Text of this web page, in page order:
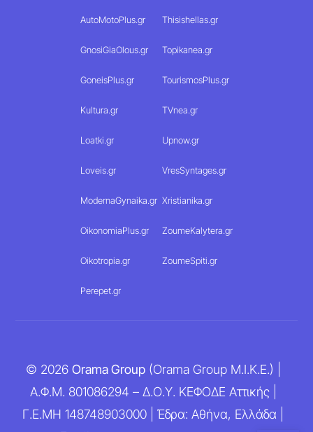
AutoMotoPlus.gr Thisishellas.gr
GnosiGiaOlous.gr Topikanea.gr
GoneisPlus.gr TourismosPlus.gr
Kultura.gr TVnea.gr
Loatki.gr Upnow.gr
Loveis.gr VresSyntages.gr
ModernaGynaika.gr Xristianika.gr
OikonomiaPlus.gr ZoumeKalytera.gr
Oikotropia.gr ZoumeSpiti.gr
Perepet.gr
© 2026 Orama Group(Orama Group Μ.Ι.Κ.Ε.) |
Α.Φ.Μ. 801086294 – Δ.Ο.Υ. ΚΕΦΟΔΕ Αττικής |
Γ.Ε.ΜΗ 148748903000 | Έδρα: Αθήνα, Ελλάδα |